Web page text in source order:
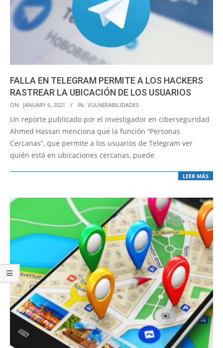
FALLA EN TELEGRAM PERMITE A LOS HACKERS
RASTREAR LA UBICACIÓN DE LOS USUARIOS
2021-
01-
06
ON: JANUARY 6, 2021 IN: VULNERABILIDADES
Un reporte publicado por el investigador en ciberseguridad
Ahmed Hassan menciona que la función “Personas
Cercanas”, que permite a los usuarios de Telegram ver
quién está en ubicaciones cercanas, puede
LEER MÁS